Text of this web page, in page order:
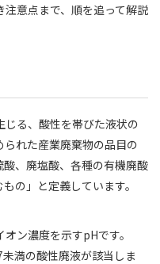
意点まで、順を追って解説
る、酸性を帯びた液状の
れた産業廃棄物の品目の
、廃塩酸、各種の有機廃酸
の」と定義しています。
ン濃度を示すpHです。
満の酸性廃液が該当しま